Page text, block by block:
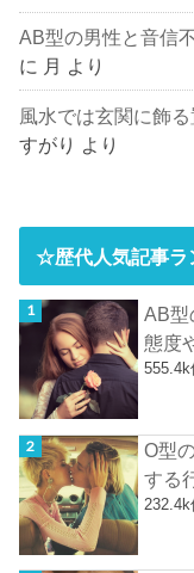
AB型の男性と音信
に 月 より
風水では玄関に飾
すがり より
☆歴代人気記事
AB型
態度
555.4k
O型
する